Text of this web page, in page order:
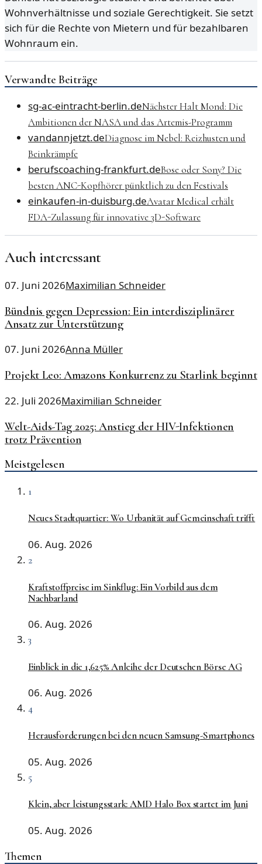
Wohnverhältnisse und soziale Gerechtigkeit. Sie setzt
sich für die Rechte von Mietern und für bezahlbaren
Wohnraum ein.
Verwandte Beiträge
sg-ac-eintracht-berlin.deNächster Halt Mond: Die
Ambitionen der NASA und das Artemis-Programm
vandannjetzt.deDiagnose im Nebel: Reizhusten und
Beinkrämpfe
berufscoaching-frankfurt.deBose oder Sony? Die
besten ANC-Kopfhörer pünktlich zu den Festivals
einkaufen-in-duisburg.deAvatar Medical erhält
FDA-Zulassung für innovative 3D-Software
Auch interessant
07. Juni 2026Maximilian Schneider
Bündnis gegen Depression: Ein interdisziplinärer
Ansatz zur Unterstützung
07. Juni 2026Anna Müller
Projekt Leo: Amazons Konkurrenz zu Starlink beginnt
22. Juli 2026Maximilian Schneider
Welt-Aids-Tag 2025: Anstieg der HIV-Infektionen
trotz Prävention
Meistgelesen
1
Neues Stadtquartier: Wo Urbanität auf Gemeinschaft trifft
06. Aug. 2026
2
Kraftstoffpreise im Sinkflug: Ein Vorbild aus dem
Nachbarland
06. Aug. 2026
3
Einblick in die 1,625% Anleihe der Deutschen Börse AG
06. Aug. 2026
4
Herausforderungen bei den neuen Samsung-Smartphones
05. Aug. 2026
5
Klein, aber leistungsstark: AMD Halo Box startet im Juni
05. Aug. 2026
Themen